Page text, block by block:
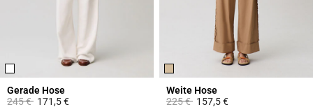
Gerade Hose
Price reduced from
245 €to171,5 €
Weite Hose
Price reduced from
225 €to157,5 €